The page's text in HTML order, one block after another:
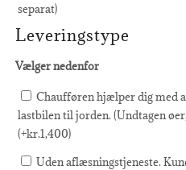
separat)
Leveringstype
Vælger nedenfor
Chaufføren hjælper dig med
lastbilen til jorden. (Undtagen
(+kr.1,400)
Uden aflæsningstjeneste.